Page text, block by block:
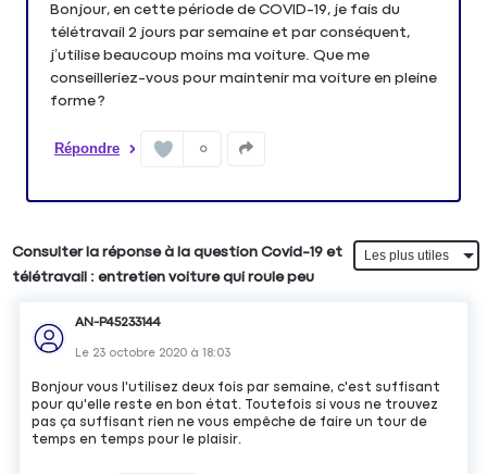
Bonjour, en cette période de COVID-19, je fais du
télétravail 2 jours par semaine et par conséquent,
j’utilise beaucoup moins ma voiture. Que me
conseilleriez-vous pour maintenir ma voiture en pleine
forme ?
Répondre 0
Consulter la réponse à la question Covid-19 et
télétravail : entretien voiture qui roule peu
AN-P45233144
Le 23 octobre 2020 à18:03
Bonjour vous l'utilisez deux fois par semaine, c'est suffisant
pour qu'elle reste en bon état. Toutefois si vous ne trouvez
pas ça suffisant rien ne vous empêche de faire un tour de
temps en temps pour le plaisir.